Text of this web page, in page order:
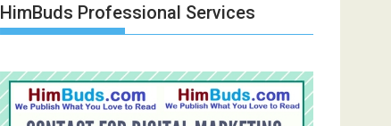
HimBuds Professional Services